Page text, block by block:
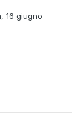
16 giugno